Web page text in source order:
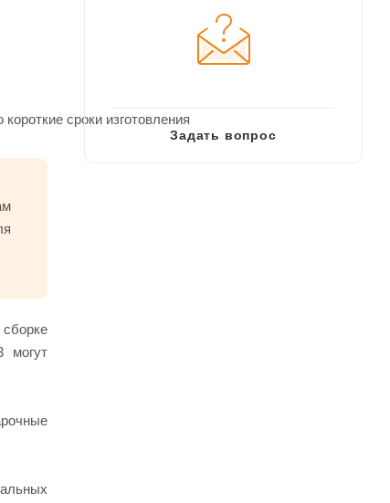
сроки изготовления
могут
Задать вопрос